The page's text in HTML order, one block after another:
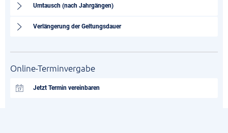
Umtausch (nach Jahrgängen)
Verlängerung der Geltungsdauer
Online-Terminvergabe
Jetzt Termin vereinbaren